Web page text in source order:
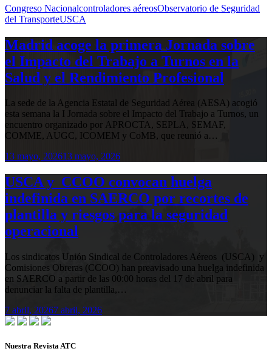
Congreso Nacionalcontroladores aéreosObservatorio de Seguridad
del TransporteUSCA
Madrid acoge la primera Jornada sobre
el Impacto del Trabajo a Turnos en la
Salud y el Rendimiento Profesional
La sede de la Agencia Estatal de Seguridad Aérea (AESA) acogió
esta semana la I Jornada sobre el Impacto del Trabajo a Turnos, un
encuentro organizado por APROCTA, SEPLA, SEMAF,
COMME, AUGC, ICOMEM y CoMB, que reunió a…
13 mayo, 202613 mayo, 2026
USCA y CCOO convocan huelga
indefinida en SAERCO por recortes de
plantilla y riesgos para la seguridad
operacional
Los sindicatos Unión Sindical de Controladores Aéreos (USCA) y
Comisiones Obreras (CCOO) han preavisado una huelga indefinida
en SAERCO a partir de las 00:00 horas del 17 de abril para
denunciar la falta de plantilla,…
7 abril, 20267 abril, 2026
Nuestra Revista ATC